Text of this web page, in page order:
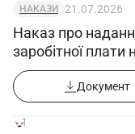
НАКАЗИ 21.07.2026
Наказ про
заробітної плати
(продовження з
Документ
1